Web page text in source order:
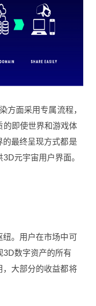
方面采用专属流程，
的即使世界和游戏体
最终呈现方式都是
元宇宙用户界面。
。用户在市场中可
3D数字资产的所有
大部分的收益都将